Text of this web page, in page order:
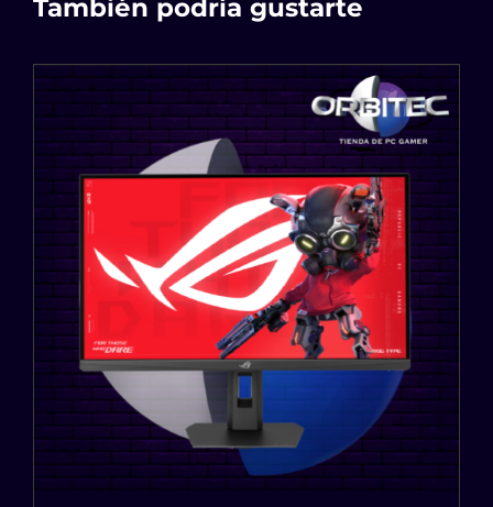
También podría gustarte